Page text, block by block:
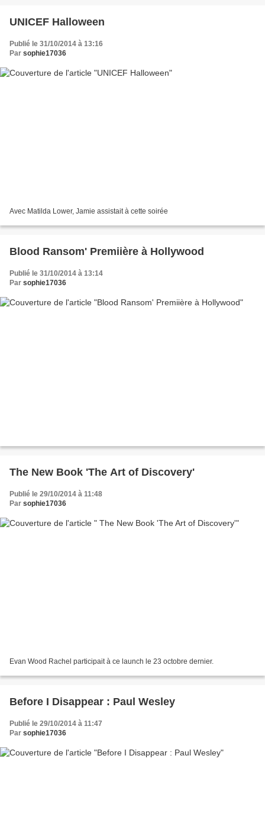
UNICEF Halloween
Publié le 31/10/2014 à 13:16
Par sophie17036
Avec Matilda Lower, Jamie assistait à cette soirée
Blood Ransom' Premiière à Hollywood
Publié le 31/10/2014 à 13:14
Par sophie17036
The New Book 'The Art of Discovery'
Publié le 29/10/2014 à 11:48
Par sophie17036
Evan Wood Rachel participait à ce launch le 23 octobre dernier.
Before I Disappear : Paul Wesley
Publié le 29/10/2014 à 11:47
Par sophie17036